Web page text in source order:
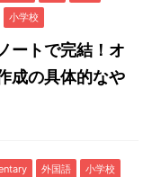
小学校
ートで完結！オ
成の具体的なや
外国語
小学校